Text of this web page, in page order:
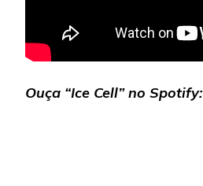
Ouça “Ice Cell” no Spotify: